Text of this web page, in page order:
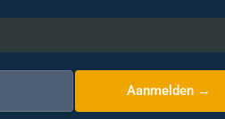
Aanmelden →